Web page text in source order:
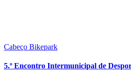
Cabeço Bikepark
5.º Encontro Intermunicipal de